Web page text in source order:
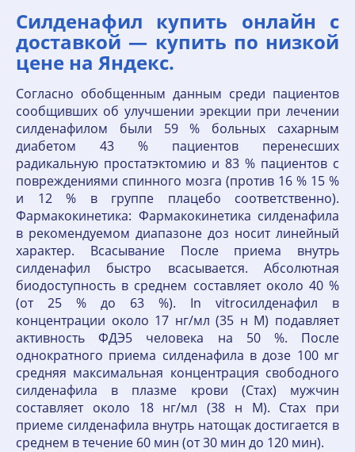
Силденафил купить онлайн с
доставкой — купить по низкой
цене на Яндекс.
Согласно обобщенным данным среди пациентов
сообщивших об улучшении эрекции при лечении
силденафилом были 59 % больных сахарным
диабетом 43 % пациентов перенесших
радикальную простатэктомию и 83 % пациентов с
повреждениями спинного мозга (против 16 % 15 %
и 12 % в группе плацебо соответственно).
Фармакокинетика: Фармакокинетика силденафила
в рекомендуемом диапазоне доз носит линейный
характер. Всасывание После приема внутрь
силденафил быстро всасывается. Абсолютная
биодоступность в среднем составляет около 40 %
(от 25 % до 63 %). In vitroсилденафил в
концентрации около 17 нг/мл (35 н М) подавляет
активность ФДЭ5 человека на 50 %. После
однократного приема силденафила в дозе 100 мг
средняя максимальная концентрация свободного
силденафила в плазме крови (Стах) мужчин
составляет около 18 нг/мл (38 н М). Стах при
приеме силденафила внутрь натощак достигается в
среднем в течение 60 мин (от 30 мин до 120 мин).